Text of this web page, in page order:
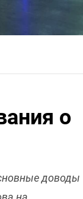
о
доводы